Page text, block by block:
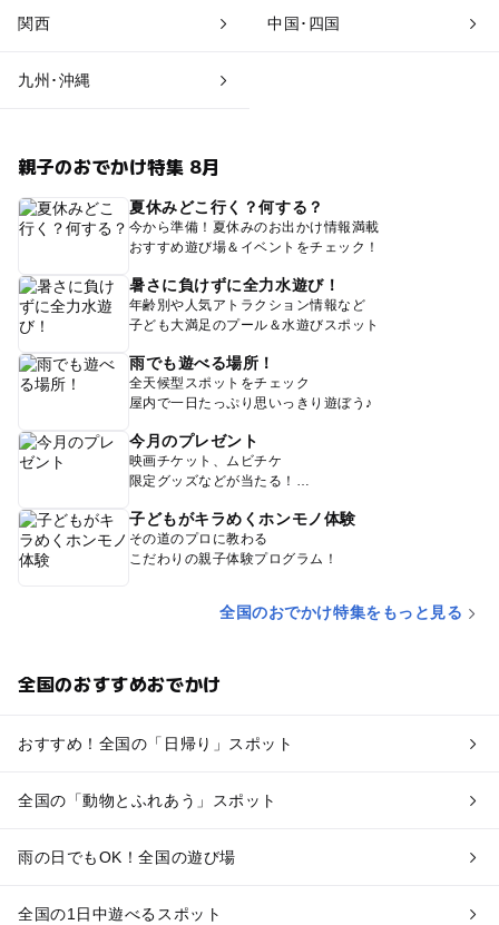
関西 中国･四国
九州･沖縄
親子のおでかけ特集 8月
夏休みどこ行く？何する？
今から準備！夏休みのお出かけ情報満載
おすすめ遊び場＆イベントをチェック！
暑さに負けずに全力水遊び！
年齢別や人気アトラクション情報など
子ども大満足のプール＆水遊びスポット
雨でも遊べる場所！
全天候型スポットをチェック
屋内で一日たっぷり思いっきり遊ぼう♪
今月のプレゼント
映画チケット、ムビチケ
限定グッズなどが当たる！
子どもがキラめくホンモノ体験
その道のプロに教わる
こだわりの親子体験プログラム！
全国のおでかけ特集をもっと見る
全国のおすすめおでかけ
おすすめ！全国の「日帰り」スポット
全国の「動物とふれあう」スポット
雨の日でもOK！全国の遊び場
全国の1日中遊べるスポット